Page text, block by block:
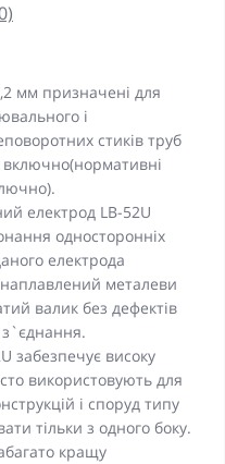
мм призначені для
і
стиків труб
включно(нормативні
електрод LB-52U
односторонніх
електрода
металеви
валик без дефектів
забезпечує високу
використовують для
і споруд типу
тільки з одного боку.
кращу